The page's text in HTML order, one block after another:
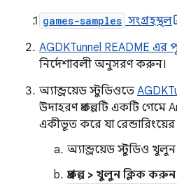
games-samples সংগ্রহস্থল
AGDKTunnel README এর
নির্দেশাবলী অনুসরণ করুন।
অ্যান্ড্রয়েড স্টুডিওতে
উদাহরণ প্রকল্পটি একটি গেমে
একীভূত করে যা
অ্যান্ড্রয়েড স্টুডিও
প্রকল্প > খুলুন ক্লিক করুন